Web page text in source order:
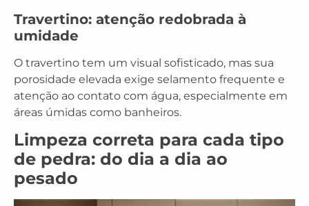
Travertino: atenção redobrada à
umidade
O travertino tem um visual sofisticado, mas sua
porosidade elevada exige selamento frequente e
atenção ao contato com água, especialmente em
áreas úmidas como banheiros.
Limpeza correta para cada tipo
de pedra: do dia a dia ao
pesado